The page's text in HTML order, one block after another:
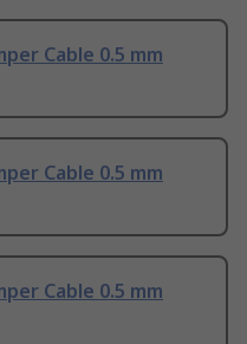
Cable 0.5 mm
Cable 0.5 mm
Cable 0.5 mm